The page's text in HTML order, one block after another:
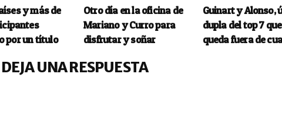
y más de
por un título
Otro día en la oficina de
Mariano y Curro para
disfrutar y soñar
Guinart y Alonso,
dupla del top 7
queda fuera de
DEJA UNA RESPUESTA